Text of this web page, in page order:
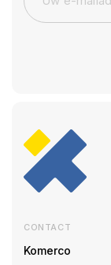
CONTACT
Komerco